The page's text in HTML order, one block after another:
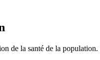
de la santé de la population.